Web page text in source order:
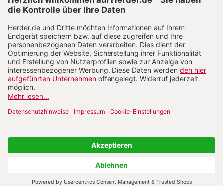
Datenschutz Social Media Barrierefreiheit
Vertrag widerrufen